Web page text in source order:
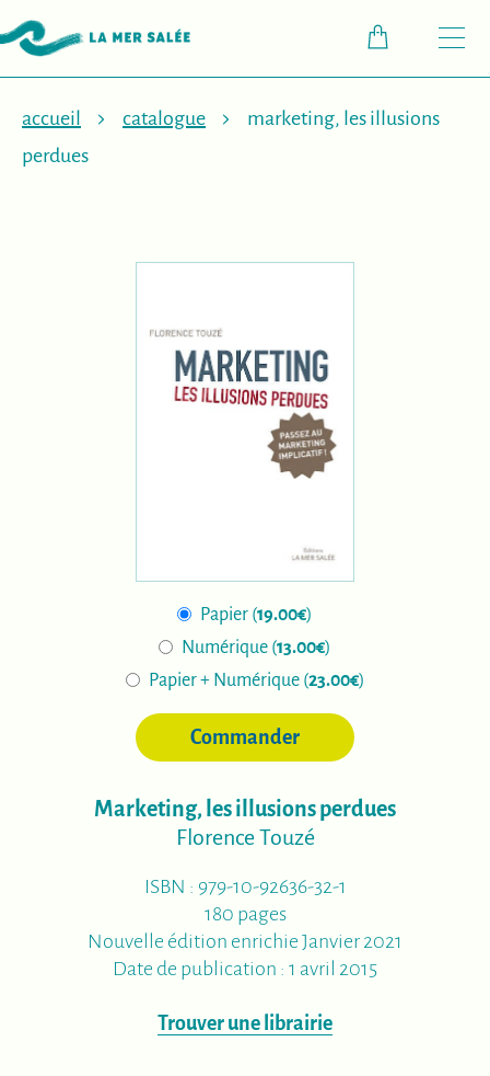
accueil catalogue
marketing, les illusions
perdues
Papier (19.00€)
Numérique (13.00€)
Papier + Numérique (23.00€)
Commander
Marketing, les illusions perdues
Florence Touzé
ISBN : 979-10-92636-32-1
180 pages
Nouvelle édition enrichie Janvier 2021
Date de publication : 1 avril 2015
Trouver une librairie